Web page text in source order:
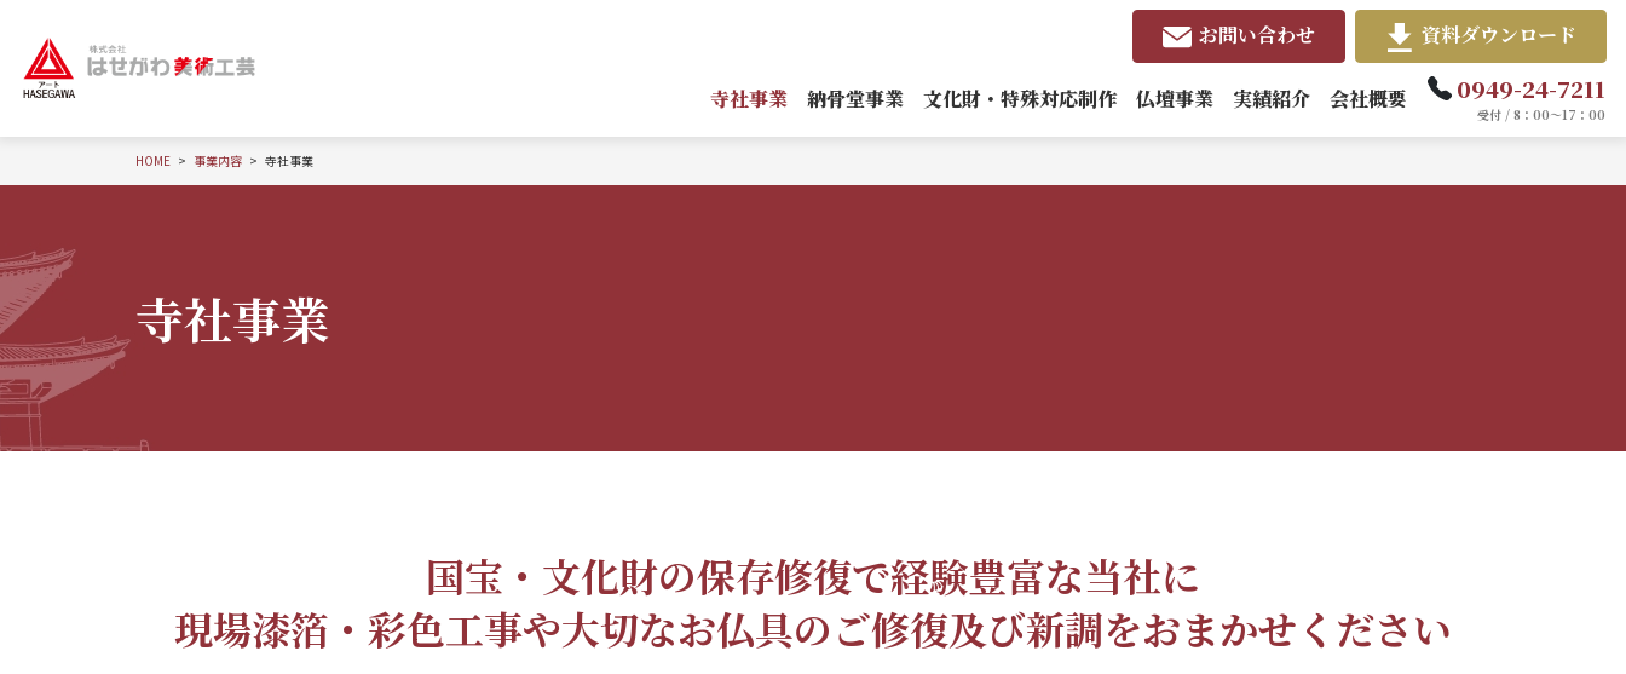
寺社事業 納骨堂事業 文化財・特殊対応制作 仏壇事業 実績紹介 会社概要 0949-24-7211
受付 / 8：00～17：00
お問い合わせ 資料ダウンロード
HOME 事業内容 寺社事業
寺社事業
国宝・文化財の保存修復で経験豊富な当社に
現場漆箔・彩色工事や大切なお仏具のご修復及び新調をおまかせください